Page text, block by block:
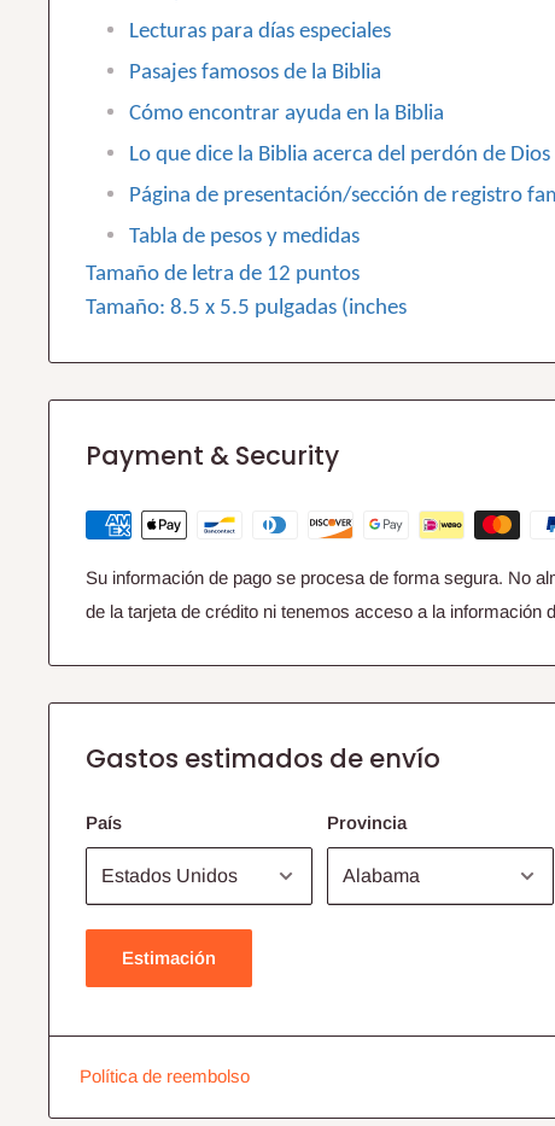
Lecturas para días especiales
Pasajes famosos de la Biblia
Cómo encontrar ayuda en la Biblia
Lo que dice la Biblia acerca del perdón de Dios
Página de presentación/sección de registro
Tabla de pesos y medidas
Tamaño de letra de 12 puntos
Tamaño: 8.5 x 5.5 pulgadas (inches
Payment & Security
Su información de pago se procesa de forma segura. No
de la tarjeta de crédito ni tenemos acceso a la información
Gastos estimados de envío
País Provincia
Estimación
Política de reembolso